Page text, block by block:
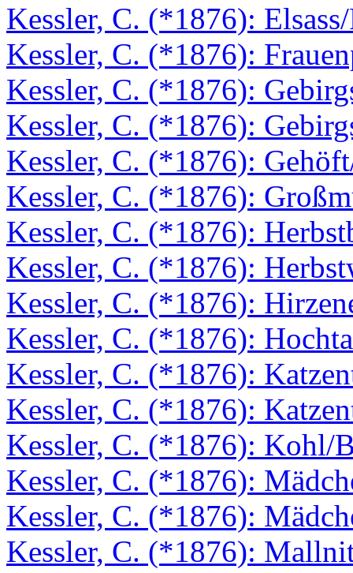
Kessler, C. (*1876):
Kessler, C. (*1876):
Kessler, C. (*1876):
Kessler, C. (*1876):
Kessler, C. (*1876):
Kessler, C. (*1876):
Kessler, C. (*1876):
Kessler, C. (*1876):
Kessler, C. (*1876):
Kessler, C. (*1876):
Kessler, C. (*1876):
Kessler, C. (*1876):
Kessler, C. (*1876): Kohl/
Kessler, C. (*1876):
Kessler, C. (*1876):
Kessler, C. (*1876):